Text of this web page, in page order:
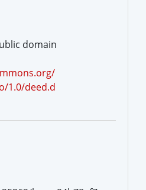
domain
1.0/deed.d